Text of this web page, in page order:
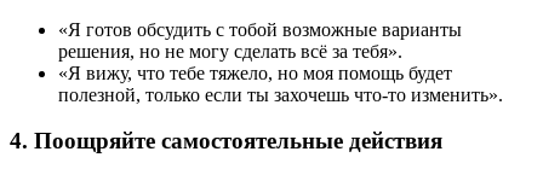
«Я готов обсудить с тобой возможные варианты
решения, но не могу сделать всё за тебя».
«Я вижу, что тебе тяжело, но моя помощь будет
полезной, только если ты захочешь что-то изменить».
4. Поощряйте самостоятельные действия